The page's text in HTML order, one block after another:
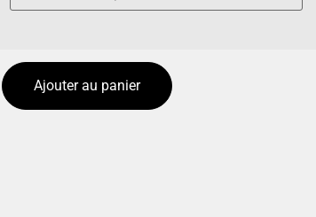
Ajouter au panier